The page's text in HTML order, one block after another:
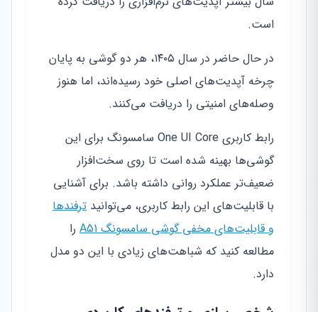
است.
در حال حاضر در سال ۱۴۰۵، هر دو گوشی به پایان
چرخه آپدیت‌های اصلی خود رسیده‌اند، اما هنوز
وصله‌های امنیتی را دریافت می‌کنند.
رابط کاربری One UI Core سامسونگ برای این
گوشی‌ها بهینه شده است تا روی سخت‌افزار
ضعیف‌تر عملکرد روانی داشته باشد. برای آشنایی
با قابلیت‌های این رابط کاربری، می‌توانید ترفندها
و قابلیت‌های مخفی گوشی سامسونگ A51
را
مطالعه کنید که شباهت‌های زیادی با این دو مدل
دارد.